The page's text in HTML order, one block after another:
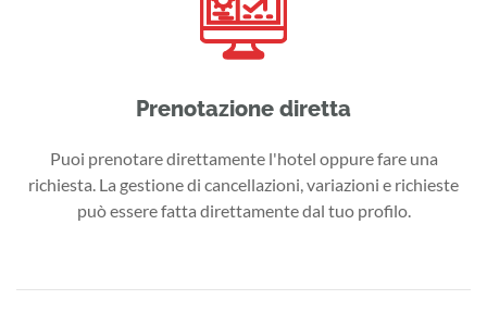
Prenotazione diretta
Puoi prenotare direttamente l'hotel oppure fare una
richiesta. La gestione di cancellazioni, variazioni e richieste
può essere fatta direttamente dal tuo profilo.